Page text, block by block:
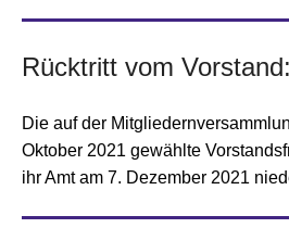
Rücktritt vom
Die auf der
Oktober 2021 gewählte
ihr Amt am 7. Dezember 2021